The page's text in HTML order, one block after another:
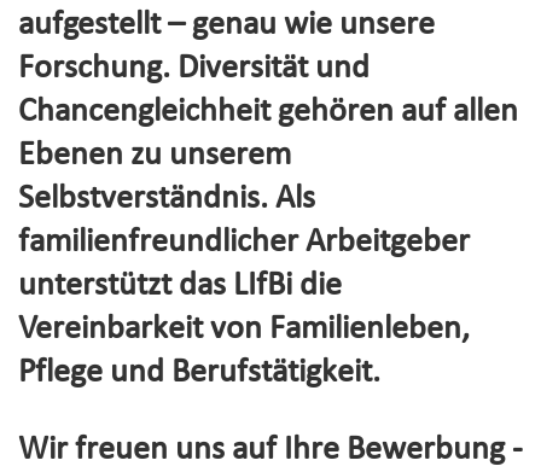
aufgestellt – genau wie unsere
Forschung. Diversität und
Chancengleichheit gehören auf allen
Ebenen zu unserem
Selbstverständnis. Als
familienfreundlicher Arbeitgeber
unterstützt das LIfBi die
Vereinbarkeit von Familienleben,
Pflege und Berufstätigkeit.
Wir freuen uns auf Ihre Bewerbung -